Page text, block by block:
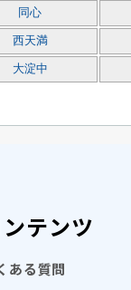
同心
西天満
大淀中
テンツ
ある質問